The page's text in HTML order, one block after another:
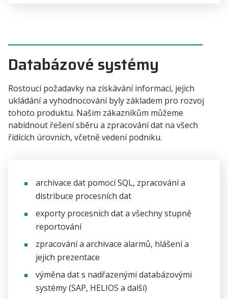
archivace dat pomocí SQL, zpracování a
distribuce procesních dat
exporty procesních dat a všechny stupně
reportování
zpracování a archivace alarmů, hlášení a
jejich prezentace
výměna dat s nadřazenými databázovými
systémy (SAP, HELIOS a další)
Databázové systémy
Rostoucí požadavky na získávání informací, jejich
ukládání a vyhodnocování byly základem pro rozvoj
tohoto produktu. Našim zákazníkům můžeme
nabídnout řešení sběru a zpracování dat na všech
řídících úrovních, včetně vedení podniku.